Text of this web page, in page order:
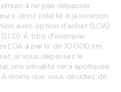
à ne pas dépasser
dont celui lié à la location
avec option d’achat (LOA)
À titre d’exemple,
LOA à partir de 10 000 km
si vous dépassez le
une pénalité sera appliquée
moins que vous décidiez de